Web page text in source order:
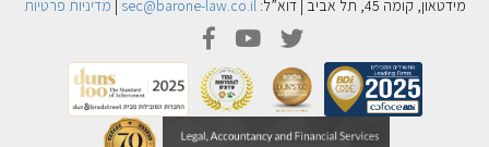
מידטאון, קומה 45, תל אביב | דוא”ל:
sec@barone-law.co.il
| מדיניות פרטיות
twitter
youtube